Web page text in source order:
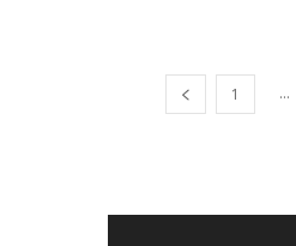
1 ...